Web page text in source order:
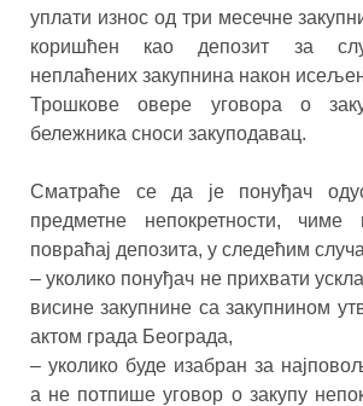
уплати износ од три месечне
коришћен као депозит за
неплаћених закупнина након
Трошкове овере уговора о
бележника сноси закуподавац.
Сматраће се да је понуђач
предметне непокретности,
повраћај депозита, у следећим
– уколико понуђач не прихвати
висине закупнине са закупнином
актом града Београда,
– уколико буде изабран за
а не потпише уговор о закупу